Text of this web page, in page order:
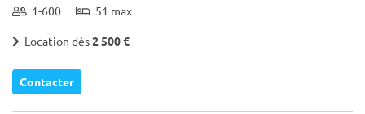
1-600 51 max
Location dès2 500 €
Contacter